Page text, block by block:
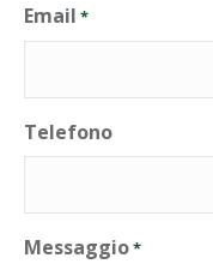
Email *
Telefono
Messaggio*